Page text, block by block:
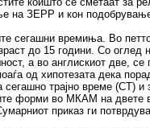
на ЗЕРР и кон
сегашни времиња. Во
до 15 години. Со оглед
а во англискиот две,
од хипотезата дека
сегашно трајно време (СТ)
форми во МКАМ на
приказ ги